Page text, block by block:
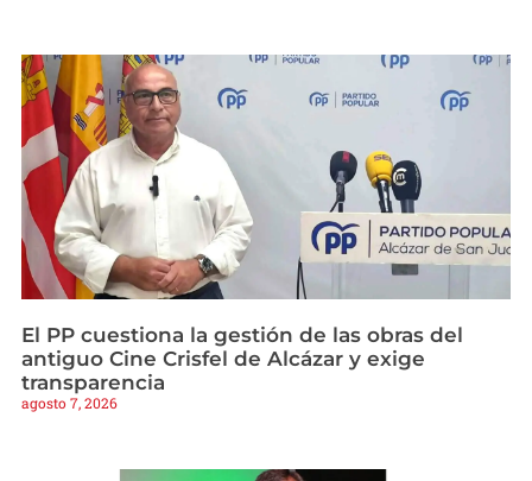
El PP cuestiona la gestión de las obras del
antiguo Cine Crisfel de Alcázar y exige
transparencia
agosto 7, 2026